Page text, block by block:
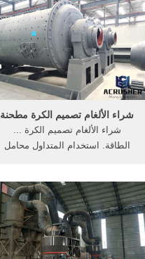
شراء الألغام تصميم الكرة مطحنة
شراء الألغام تصميم الكرة ...
الطاقة. استخدام المتداول محامل